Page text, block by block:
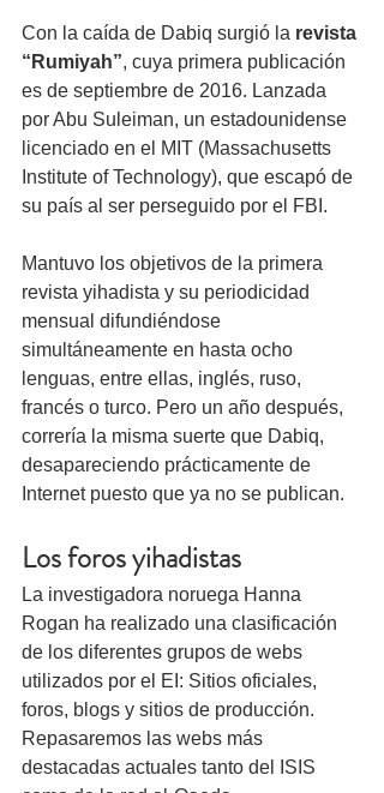
Con la caída de Dabiq surgió la revista
“Rumiyah”, cuya primera publicación
es de septiembre de 2016. Lanzada
por Abu Suleiman, un estadounidense
licenciado en el MIT (Massachusetts
Institute of Technology), que escapó de
su país al ser perseguido por el FBI.
Mantuvo los objetivos de la primera
revista yihadista y su periodicidad
mensual difundiéndose
simultáneamente en hasta ocho
lenguas, entre ellas, inglés, ruso,
francés o turco. Pero un año después,
correría la misma suerte que Dabiq,
desapareciendo prácticamente de
Internet puesto que ya no se publican.
Los foros yihadistas
La investigadora noruega Hanna
Rogan ha realizado una clasificación
de los diferentes grupos de webs
utilizados por el EI: Sitios oficiales,
foros, blogs y sitios de producción.
Repasaremos las webs más
destacadas actuales tanto del ISIS